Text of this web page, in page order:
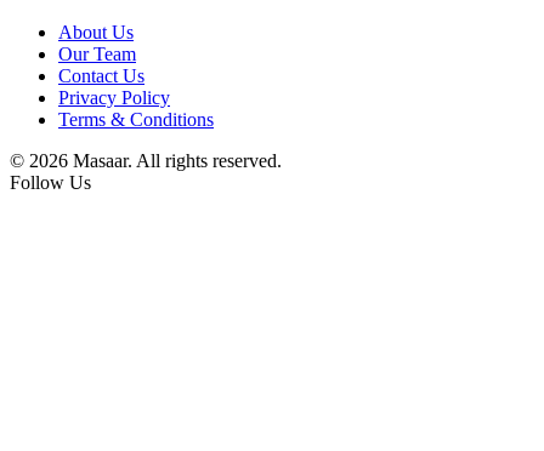
About Us
Our Team
Contact Us
Privacy Policy
Terms & Conditions
© 2026 Masaar. All rights reserved.
Follow Us